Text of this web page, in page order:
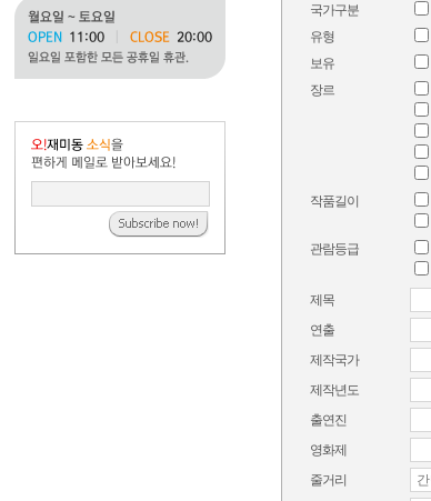
국가구분
유형
보유
장르
작품길이
관람등급
제목
연출
제작국가
제작년도
출연진
영화제
줄거리